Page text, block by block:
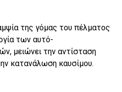
της γόμας του πέλματος
των αυτό-
μειώνει την αντίσταση
κατανάλωση καυσίμου.